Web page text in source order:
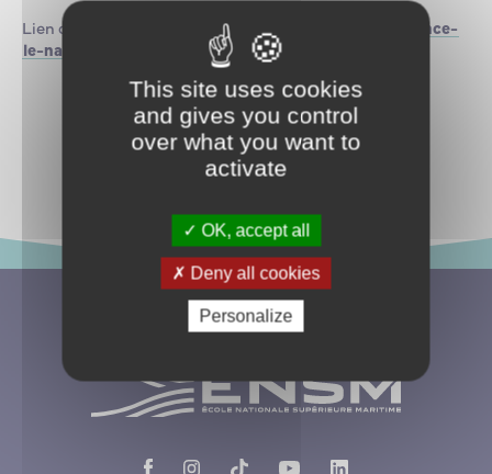
Lien d’inscription :
https://www.billetweb.fr/conference-
le-naufrage-du-lusitania
Revenir aux événements
This site uses cookies
and gives you control
over what you want to
activate
OK, accept all
Deny all cookies
Personalize